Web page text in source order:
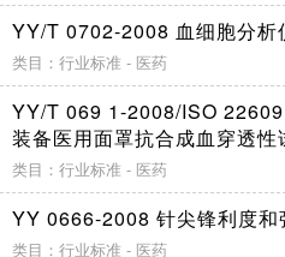
YY/T 0702-2008 血细胞分析
类目：行业标准 - 医药
YY/T 069 1-2008/ISO
装备医用面罩抗合成血穿透
喷射)
类目：行业标准 - 医药
YY 0666-2008 针尖锋利度和
类目：行业标准 - 医药